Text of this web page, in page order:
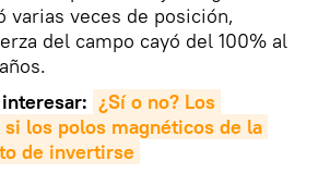
varias veces de posición,
del campo cayó del 100% al
¿Sí o no? Los
los polos magnéticos de la
de invertirse